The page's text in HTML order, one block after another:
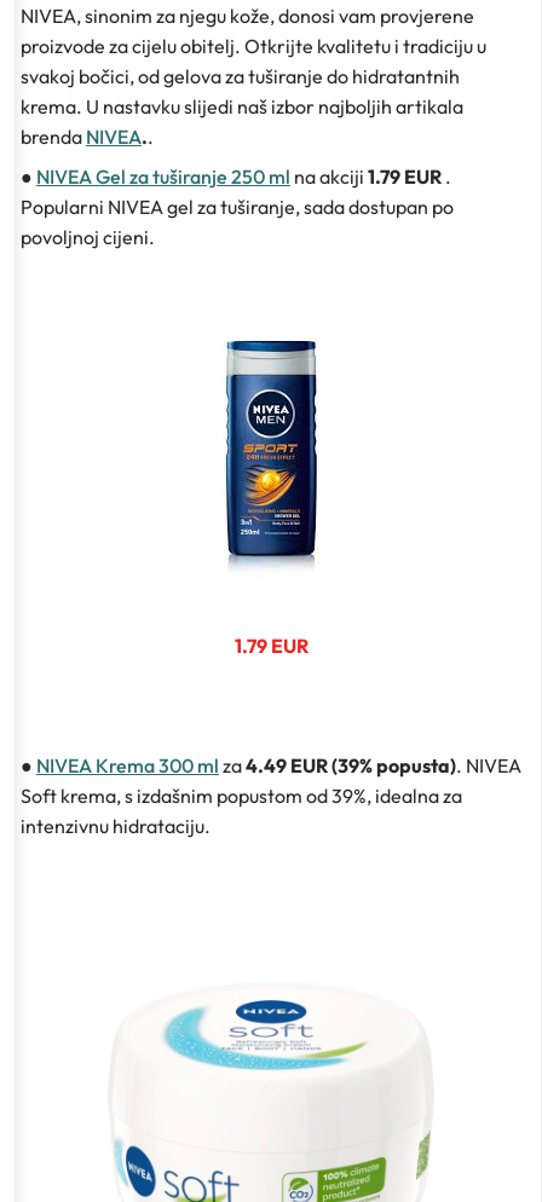
NIVEA, sinonim za njegu kože, donosi vam provjerene
proizvode za cijelu obitelj. Otkrijte kvalitetu i tradiciju u
svakoj bočici, od gelova za tuširanje do hidratantnih
krema. U nastavku slijedi naš izbor najboljih artikala
brenda NIVEA..
● NIVEA Gel za tuširanje 250 ml na akciji 1.79 EUR .
Popularni NIVEA gel za tuširanje, sada dostupan po
povoljnoj cijeni.
1.79 EUR
● NIVEA Krema 300 ml za4.49 EUR (39% popusta). NIVEA
Soft krema, s izdašnim popustom od 39%, idealna za
intenzivnu hidrataciju.